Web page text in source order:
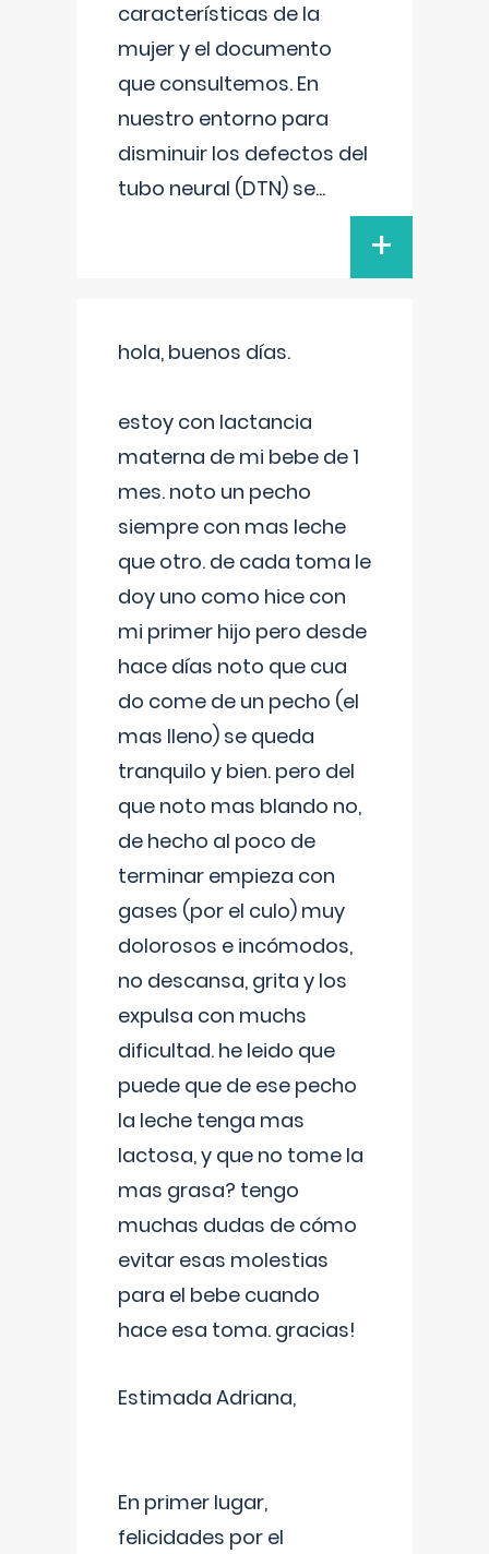
características de la
mujer y el documento
que consultemos. En
nuestro entorno para
disminuir los defectos del
tubo neural (DTN) se...
+
hola, buenos días.
estoy con lactancia
materna de mi bebe de 1
mes. noto un pecho
siempre con mas leche
que otro. de cada toma le
doy uno como hice con
mi primer hijo pero desde
hace días noto que cua
do come de un pecho (el
mas lleno) se queda
tranquilo y bien. pero del
que noto mas blando no,
de hecho al poco de
terminar empieza con
gases (por el culo) muy
dolorosos e incómodos,
no descansa, grita y los
expulsa con muchs
dificultad. he leido que
puede que de ese pecho
la leche tenga mas
lactosa, y que no tome la
mas grasa? tengo
muchas dudas de cómo
evitar esas molestias
para el bebe cuando
hace esa toma. gracias!
Estimada Adriana,
En primer lugar,
felicidades por el